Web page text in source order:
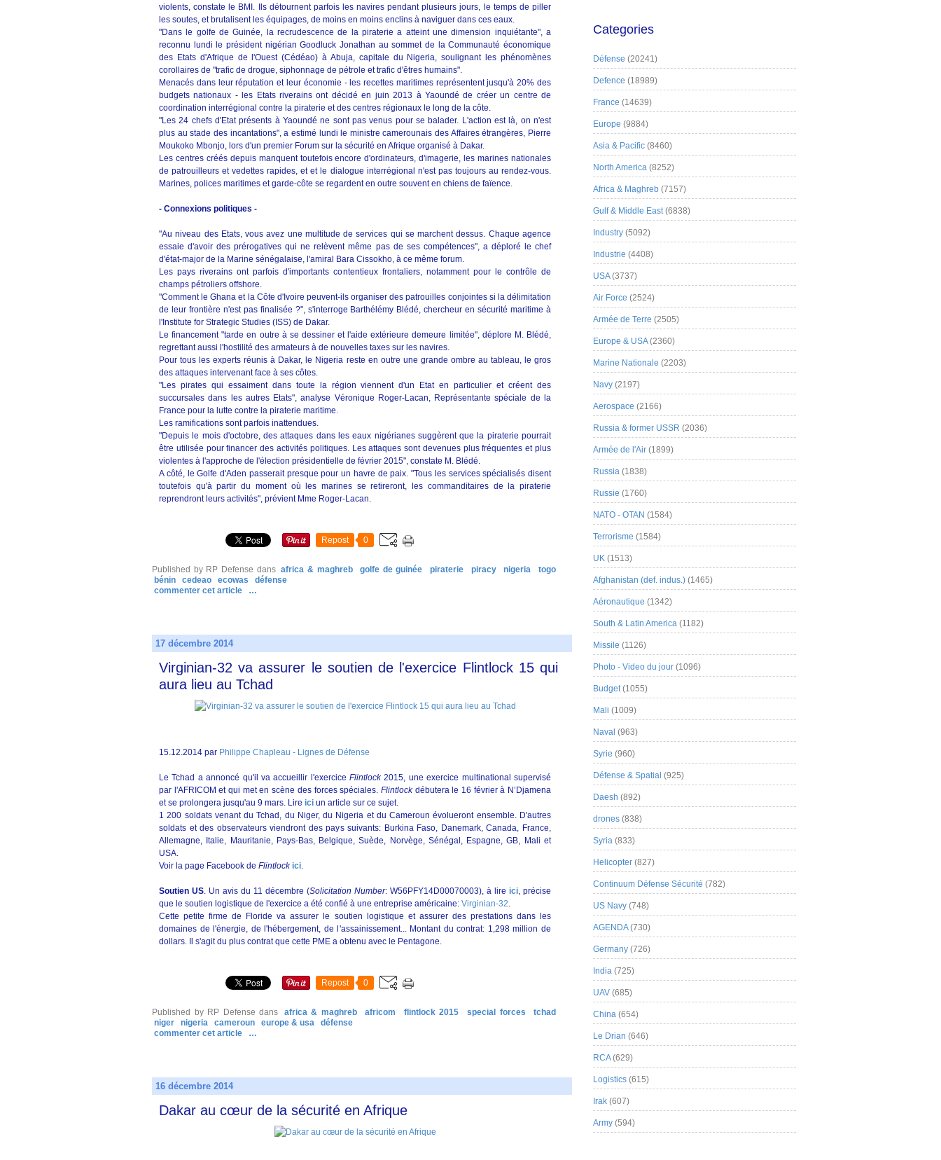
violents, constate le BMI. Ils détournent parfois les navires pendant plusieurs jours, le temps de piller
les soutes, et brutalisent les équipages, de moins en moins enclins à naviguer dans ces eaux.
"Dans le golfe de Guinée, la recrudescence de la piraterie a atteint une dimension inquiétante", a
reconnu lundi le président nigérian Goodluck Jonathan au sommet de la Communauté économique
des Etats d'Afrique de l'Ouest (Cédéao) à Abuja, capitale du Nigeria, soulignant les phénomènes
corollaires de "trafic de drogue, siphonnage de pétrole et trafic d'êtres humains".
Menacés dans leur réputation et leur économie - les recettes maritimes représentent jusqu'à 20% des
budgets nationaux - les Etats riverains ont décidé en juin 2013 à Yaoundé de créer un centre de
coordination interrégional contre la piraterie et des centres régionaux le long de la côte.
"Les 24 chefs d'Etat présents à Yaoundé ne sont pas venus pour se balader. L'action est là, on n'est
plus au stade des incantations", a estimé lundi le ministre camerounais des Affaires étrangères, Pierre
Moukoko Mbonjo, lors d'un premier Forum sur la sécurité en Afrique organisé à Dakar.
Les centres créés depuis manquent toutefois encore d'ordinateurs, d'imagerie, les marines nationales
de patrouilleurs et vedettes rapides, et et le dialogue interrégional n'est pas toujours au rendez-vous.
Marines, polices maritimes et garde-côte se regardent en outre souvent en chiens de faïence.
- Connexions politiques -
"Au niveau des Etats, vous avez une multitude de services qui se marchent dessus. Chaque agence
essaie d'avoir des prérogatives qui ne relèvent même pas de ses compétences", a déploré le chef
d'état-major de la Marine sénégalaise, l'amiral Bara Cissokho, à ce même forum.
Les pays riverains ont parfois d'importants contentieux frontaliers, notamment pour le contrôle de
champs pétroliers offshore.
"Comment le Ghana et la Côte d'Ivoire peuvent-ils organiser des patrouilles conjointes si la délimitation
de leur frontière n'est pas finalisée ?", s'interroge Barthélémy Blédé, chercheur en sécurité maritime à
l'Institute for Strategic Studies (ISS) de Dakar.
Le financement "tarde en outre à se dessiner et l'aide extérieure demeure limitée", déplore M. Blédé,
regrettant aussi l'hostilité des armateurs à de nouvelles taxes sur les navires.
Pour tous les experts réunis à Dakar, le Nigeria reste en outre une grande ombre au tableau, le gros
des attaques intervenant face à ses côtes.
"Les pirates qui essaiment dans toute la région viennent d'un Etat en particulier et créent des
succursales dans les autres Etats", analyse Véronique Roger-Lacan, Représentante spéciale de la
France pour la lutte contre la piraterie maritime.
Les ramifications sont parfois inattendues.
"Depuis le mois d'octobre, des attaques dans les eaux nigérianes suggèrent que la piraterie pourrait
être utilisée pour financer des activités politiques. Les attaques sont devenues plus fréquentes et plus
violentes à l'approche de l'élection présidentielle de février 2015", constate M. Blédé.
A côté, le Golfe d'Aden passerait presque pour un havre de paix. "Tous les services spécialisés disent
toutefois qu'à partir du moment où les marines se retireront, les commanditaires de la piraterie
reprendront leurs activités", prévient Mme Roger-Lacan.
Repost 0
Published by RP Defense dans africa & maghreb golfe de guinée piraterie piracy nigeria
togo
bénin
cedeao ecowas
défense
commenter cet article
…
17 décembre 2014
Virginian-32 va assurer le soutien de l'exercice Flintlock 15 qui
aura lieu au Tchad
15.12.2014 par Philippe Chapleau - Lignes de Défense
Le Tchad a annoncé qu'il va accueillir l'exerciceFlintlock2015, une exercice multinational supervisé
par l'AFRICOM et qui met en scène des forces spéciales. Flintlockdébutera le 16 février à N’Djamena
et se prolongera jusqu'au 9 mars. Lire ici un article sur ce sujet.
1 200 soldats venant du Tchad, du Niger, du Nigeria et du Cameroun évolueront ensemble. D'autres
soldats et des observateurs viendront des pays suivants: Burkina Faso, Danemark, Canada, France,
Allemagne, Italie, Mauritanie, Pays-Bas, Belgique, Suède, Norvège, Sénégal, Espagne, GB, Mali et
USA.
Voir la page Facebook de Flintlock ici.
Soutien US. Un avis du 11 décembre (Solicitation Number: W56PFY14D00070003), à lire ici, précise
que le soutien logistique de l'exercice a été confié à une entreprise américaine: Virginian-32.
Cette petite firme de Floride va assurer le soutien logistique et assurer des prestations dans les
domaines de l'énergie, de l'hébergement, de l'assainissement... Montant du contrat: 1,298 million de
dollars. Il s'agit du plus contrat que cette PME a obtenu avec le Pentagone.
Repost 0
Published by RP Defense dans africa & maghreb africom flintlock 2015 special forces
tchad
niger
nigeria cameroun europe & usa
défense
commenter cet article
…
16 décembre 2014
Dakar au cœur de la sécurité en Afrique
Categories
Défense (20241)
Defence (18989)
France (14639)
Europe (9884)
Asia & Pacific (8460)
North America (8252)
Africa & Maghreb (7157)
Gulf & Middle East(6838)
Industry (5092)
Industrie (4408)
USA(3737)
Air Force (2524)
Armée de Terre (2505)
Europe & USA(2360)
Marine Nationale (2203)
Navy (2197)
Aerospace (2166)
Russia & former USSR (2036)
Armée de l'Air (1899)
Russia (1838)
Russie (1760)
NATO - OTAN (1584)
Terrorisme (1584)
UK (1513)
Afghanistan (def. indus.) (1465)
Aéronautique (1342)
South & Latin America (1182)
Missile (1126)
Photo - Video du jour (1096)
Budget(1055)
Mali (1009)
Naval (963)
Syrie (960)
Défense & Spatial (925)
Daesh (892)
drones (838)
Syria (833)
Helicopter (827)
Continuum Défense Sécurité (782)
US Navy (748)
AGENDA(730)
Germany (726)
India (725)
UAV (685)
China (654)
Le Drian (646)
RCA(629)
Logistics (615)
Irak (607)
Army (594)